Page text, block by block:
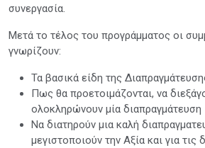
συνεργασία.
Μετά το τέλος του προγράμματος οι
γνωρίζουν:
Τα βασικά είδη της
Πως θα προετοιμάζονται, να
ολοκληρώνουν μία διαπραγμάτευση
Να διατηρούν μια καλή
μεγιστοποιούν την Αξία και για τις